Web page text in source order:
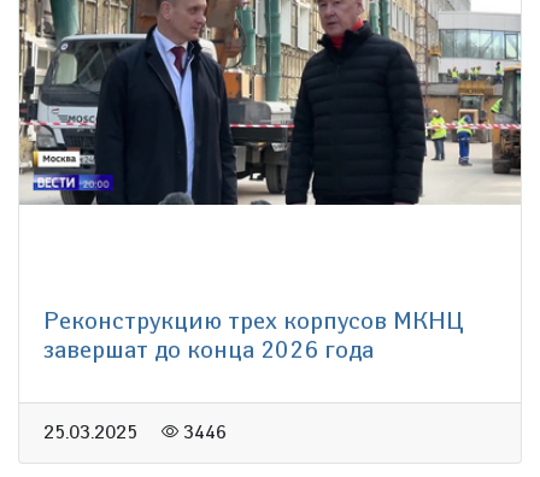
Реконструкцию трех корпусов МКНЦ
завершат до конца 2026 года
25.03.2025 3446